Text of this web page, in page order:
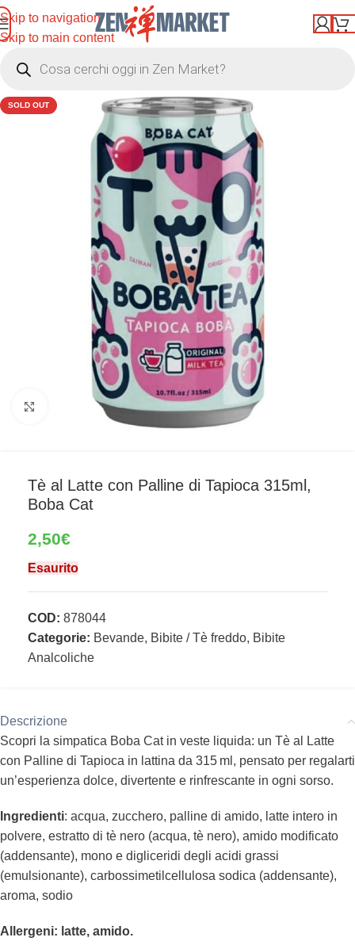
Skip to navigation
Skip to main content
SOLD OUT
Clicca per ingrandire
Tè al Latte con Palline di Tapioca 315ml,
Boba Cat
2,50€
Esaurito
COD: 878044
Categorie: Bevande, Bibite / Tè freddo, Bibite
Analcoliche
Descrizione
Scopri la simpatica Boba Cat in veste liquida: un Tè al Latte
con Palline di Tapioca in lattina da 315 ml, pensato per regalarti
un’esperienza dolce, divertente e rinfrescante in ogni sorso.
Ingredienti: acqua, zucchero, palline di amido, latte intero in
polvere, estratto di tè nero (acqua, tè nero), amido modificato
(addensante), mono e digliceridi degli acidi grassi
(emulsionante), carbossimetilcellulosa sodica (addensante),
aroma, sodio
Allergeni: latte, amido.